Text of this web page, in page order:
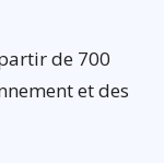
de 700
et des